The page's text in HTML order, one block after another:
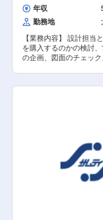
年収
勤務地
【業務内容】 設計担当
を購入するのかの検討
の企画、図面のチェッ
フターフォロー業務ま
「住む人の立場に立っ
プトにお客様のニーズ
宅」の住まいのご提供
て領域を拡大していく
が扱う戸建て住宅の企